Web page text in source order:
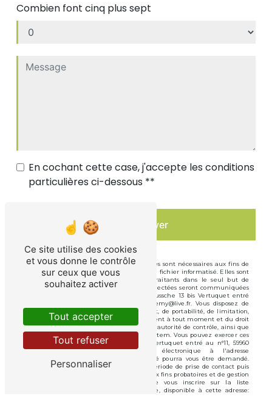
Combien font cinq plus sept
En cochant cette case, j'accepte les conditions
particulières ci-dessous **
Envoyer
** Les données personnelles communiquées sont nécessaires aux fins de
vous contacter et sont enregistrées dans un fichier informatisé. Elles sont
destinées à Vandenbussche et ses sous-traitants dans le seul but de
répondre à votre message. Les données collectées seront communiquées
aux seuls destinataires suivants: Vandenbussche 13 bis Vertuquet entré
au n°11, 59960 Neuville-en-Ferrain vdbjeremy@live.fr. Vous disposez de
droits d’accès, de rectification, d’effacement, de portabilité, de limitation,
d’opposition, de retrait de votre consentement à tout moment et du droit
d’introduire une réclamation auprès d’une autorité de contrôle, ainsi que
d’organiser le sort de vos données post-mortem. Vous pouvez exercer ces
droits par voie postale à l'adresse 13 bis Vertuquet entré au n°11, 59960
Neuville-en-Ferrain ou par courrier électronique à l'adresse
vdbjeremy@live.fr. Un justificatif d'identité pourra vous être demandé.
Nous conservons vos données pendant la période de prise de contact puis
pendant la durée de prescription légale aux fins probatoires et de gestion
des contentieux. Vous avez le droit de vous inscrire sur la liste
d'opposition au démarchage téléphonique, disponible à cette adresse:
Ce site utilise des cookies
et vous donne le contrôle
sur ceux que vous
souhaitez activer
Tout accepter
Tout refuser
Personnaliser